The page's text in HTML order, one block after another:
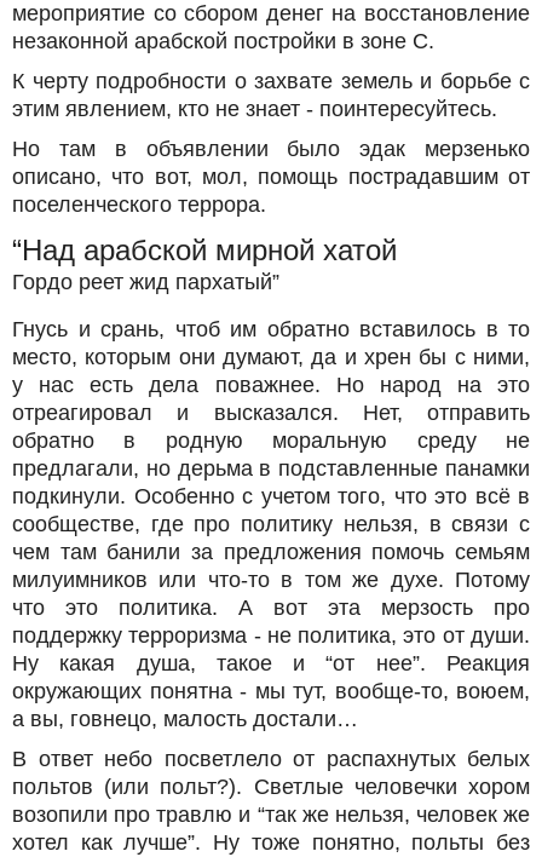
мероприятие со сбором денег на восстановление
незаконной арабской постройки в зоне С.
К черту подробности о захвате земель и борьбе с
этим явлением, кто не знает - поинтересуйтесь.
Но там в объявлении было эдак мерзенько
описано, что вот, мол, помощь пострадавшим от
поселенческого террора.
“Над арабской мирной хатой
Гордо реет жид пархатый”
Гнусь и срань, чтоб им обратно вставилось в то
место, которым они думают, да и хрен бы с ними,
у нас есть дела поважнее. Но народ на это
отреагировал и высказался. Нет, отправить
обратно в родную моральную среду не
предлагали, но дерьма в подставленные панамки
подкинули. Особенно с учетом того, что это всё в
сообществе, где про политику нельзя, в связи с
чем там банили за предложения помочь семьям
милуимников или что-то в том же духе. Потому
что это политика. А вот эта мерзость про
поддержку терроризма - не политика, это от души.
Ну какая душа, такое и “от нее”. Реакция
окружающих понятна - мы тут, вообще-то, воюем,
а вы, говнецо, малость достали…
В ответ небо посветлело от распахнутых белых
польтов (или польт?). Светлые человечки хором
возопили про травлю и “так же нельзя, человек же
хотел как лучше”. Ну тоже понятно, польты без